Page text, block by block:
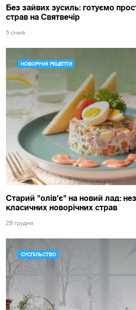
Без зайвих зусиль: готуємо
страв на Святвечір
5 сiчня
НОВОРІЧНІ РЕЦЕПТИ
Старий "олів'є" на новий лад:
класичних новорічних страв
29 грудня
СУСПІЛЬСТВО